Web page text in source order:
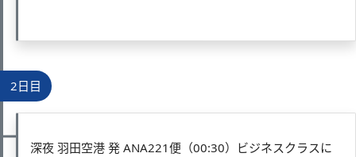
2日目
深夜 羽田空港 発 ANA221便（00:30）ビジネスクラスに